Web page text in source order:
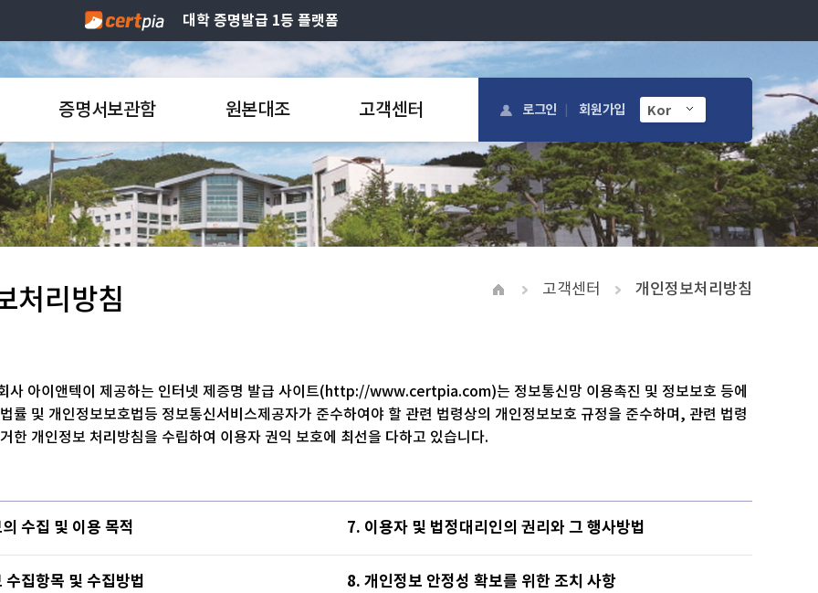
대학 증명발급 1등 플랫폼
증명서보관함 원본대조 고객센터 로그인 회원가입
처리방침 고객센터 개인정보처리방침
사 아이앤텍이 제공하는 인터넷 제증명 발급 사이트( http://www.certpia.com)는 정보통신망 이용촉진 및 정보보호 등에
률 및 개인정보보호법등 정보통신서비스제공자가 준수하여야 할 관련 법령상의 개인정보보호 규정을 준수하며, 관련 법령
한 개인정보 처리방침을 수립하여 이용자 권익 보호에 최선을 다하고 있습니다.
수집 및 이용 목적 7. 이용자 및 법정대리인의 권리와 그 행사방법
집항목 및 수집방법 8. 개인정보 안정성 확보를 위한 조치 사항